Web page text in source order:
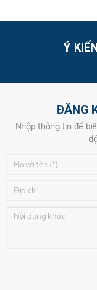
Ý
ĐĂNG
Nhập thông tin để